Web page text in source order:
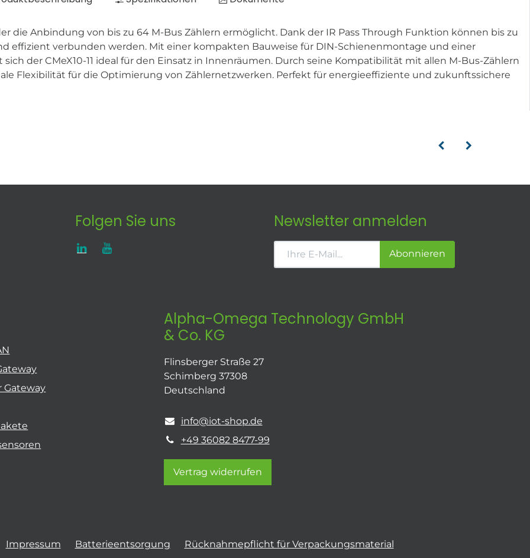
die Anbindung von bis zu 64 M-Bus Zählern ermöglicht. Dank der IR Pass Through Funktion können bis zu
effizient verbunden werden. Mit einer kompakten Bauweise für DIN-Schienenmontage und einer
der CMeX10-11 ideal für den Einsatz in Innenräumen. Durch seine Kompatibilität mit allen M-Bus-Zählern
Flexibilität für die Optimierung von Zählernetzwerken. Perfekt für energieeffiziente und zukunftssichere
Folgen Sie uns Newsletter anmelden
Abonnieren
Gateway
Alpha-Omega Technology GmbH
& Co. KG
Flinsberger Straße 27
Schimberg 37308
Deutschland
info@iot-shop.de
+49 36082 8477-99
Vertrag widerrufen
Impressum Batterieentsorgung Rücknahmepflicht für Verpackungsmaterial